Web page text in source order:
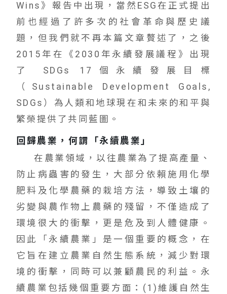
Wins》報告中出現，當然ESG在正式提出
前也經過了許多次的社會革命與歷史議
題，但我們就不再本篇文章贅述了，之後
2015年在《2030年永續發展議程》出現
了 SDGs 17個永續發展目標
（Sustainable Development Goals,
SDGs）為人類和地球現在和未來的和平與
繁榮提供了共同藍圖。
回歸農業，何謂「永續農業」
在農業領域，以往農業為了提高產量、
防止病蟲害的發生，大部分依賴施用化學
肥料及化學農藥的栽培方法，導致土壤的
劣變與農作物上農藥的殘留，不僅造成了
環境很大的衝擊，更是危及到人體健康。
因此「永續農業」是一個重要的概念，在
它旨在建立農業自然生態系統，減少對環
境的衝擊，同時可以兼顧農民的利益。永
續農業包括幾個重要方面：(1)維護自然生